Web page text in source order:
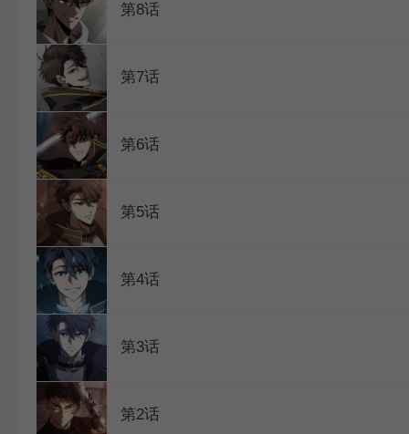
第8话
第7话
第6话
第5话
第4话
第3话
第2话